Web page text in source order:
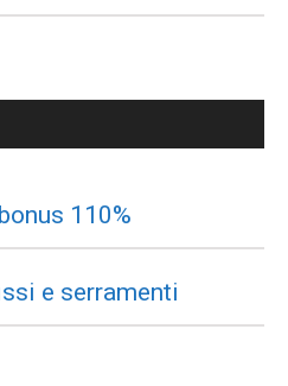
110%
e serramenti